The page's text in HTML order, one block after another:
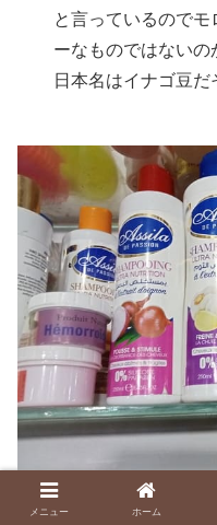
と言っているので
ーなものではないの
日本名はイナゴ豆だ
面白そうなシャンプ
メニュー ホーム